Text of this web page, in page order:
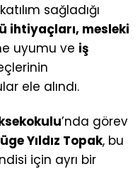
sağladığı
ihtiyaçları, mesleki
uyumu ve iş
ele alındı.
’nda görev
Yıldız Topak, bu
için ayrı bir